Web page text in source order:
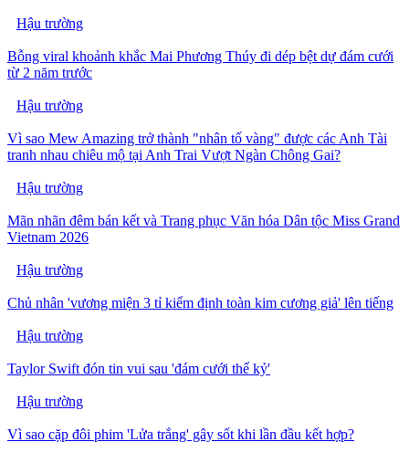
Hậu trường
Bỗng viral khoảnh khắc Mai Phương Thúy đi dép bệt dự đám cưới
từ 2 năm trước
Hậu trường
Vì sao Mew Amazing trở thành "nhân tố vàng" được các Anh Tài
tranh nhau chiêu mộ tại Anh Trai Vượt Ngàn Chông Gai?
Hậu trường
Mãn nhãn đêm bán kết và Trang phục Văn hóa Dân tộc Miss Grand
Vietnam 2026
Hậu trường
Chủ nhân 'vương miện 3 tỉ kiểm định toàn kim cương giả' lên tiếng
Hậu trường
Taylor Swift đón tin vui sau 'đám cưới thế kỷ'
Hậu trường
Vì sao cặp đôi phim 'Lửa trắng' gây sốt khi lần đầu kết hợp?